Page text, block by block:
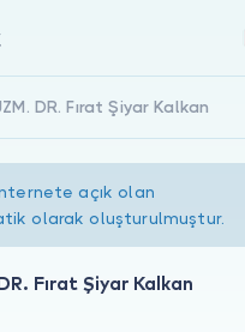
Giriş Yap
DR. Fırat Şiyar Kalkan
açık olan
olarak oluşturulmuştur.
Fırat Şiyar Kalkan